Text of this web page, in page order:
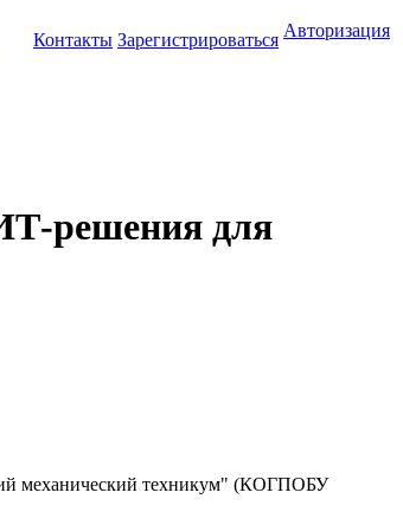
Контакты Зарегистрироваться Авторизация
решения для
механический техникум" (КОГПОБУ